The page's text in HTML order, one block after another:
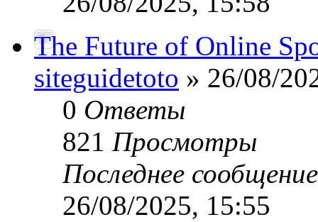
The Future of Online
siteguidetoto » 26/08/
0 Ответы
821 Просмотры
Последнее
26/08/2025, 15:55